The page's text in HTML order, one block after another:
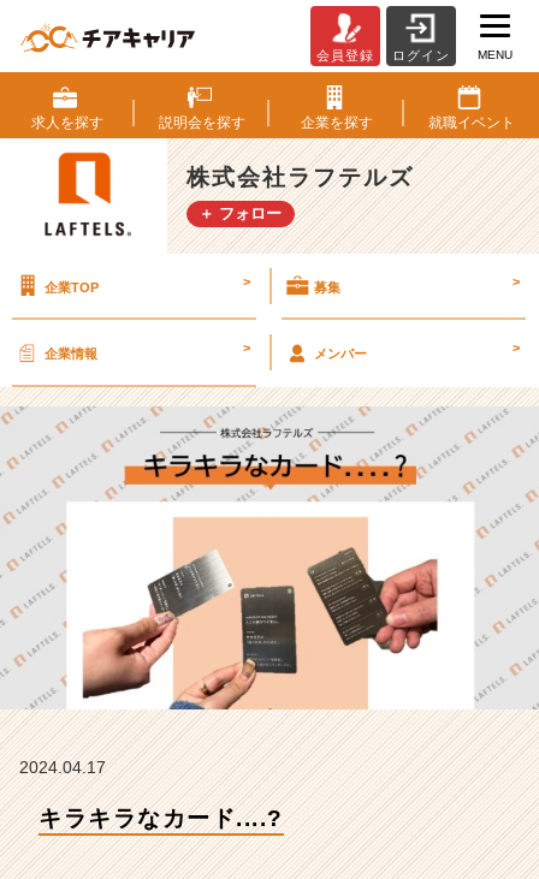
ラ
キ
ラ
な
カ
ー
会
フ
テ
ズ
タ
ム
ラ
ベ
成
会員登録 ログイン MENU
求人を探す 説明会を探す 企業を探す 就職イベント
株式会社ラフテルズ
＋ フォロー
企業TOP > 募集 >
企業情報 > メンバー >
2024.04.17
キラキラなカード....?